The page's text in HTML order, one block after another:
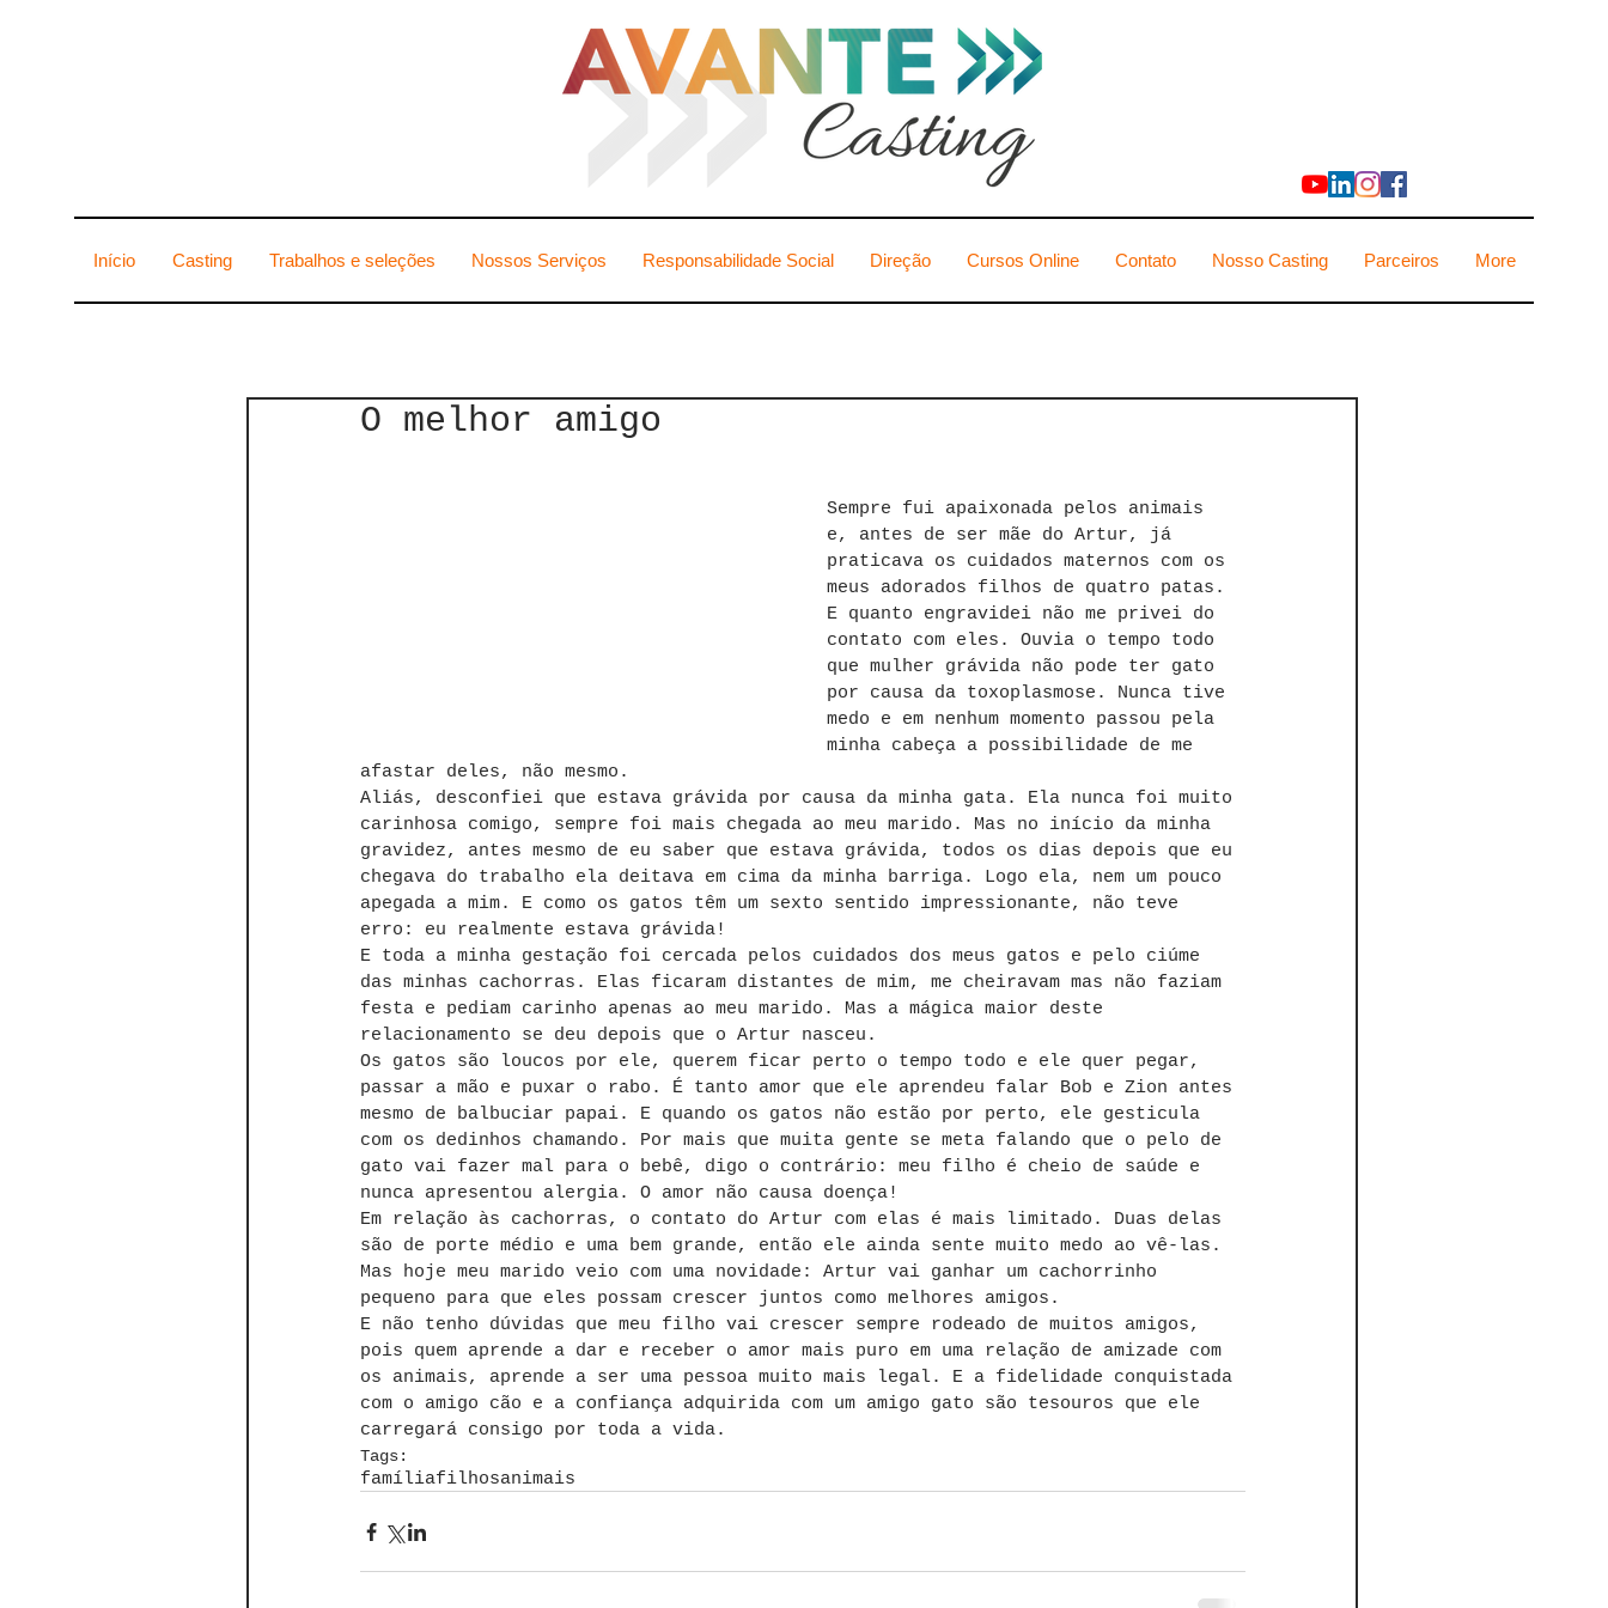
Início Casting Trabalhos e seleções Nossos Serviços Responsabilidade Social Direção Cursos Online Contato Nosso Casting Parceiros More
O melhor amigo
Sempre fui apaixonada pelos animais
e, antes de ser mãe do Artur, já
praticava os cuidados maternos com os
meus adorados filhos de quatro patas.
E quanto engravidei não me privei do
contato com eles. Ouvia o tempo todo
que mulher grávida não pode ter gato
por causa da toxoplasmose. Nunca tive
medo e em nenhum momento passou pela
minha cabeça a possibilidade de me
afastar deles, não mesmo.
Aliás, desconfiei que estava grávida por causa da minha gata. Ela nunca foi muito
carinhosa comigo, sempre foi mais chegada ao meu marido. Mas no início da minha
gravidez, antes mesmo de eu saber que estava grávida, todos os dias depois que eu
chegava do trabalho ela deitava em cima da minha barriga. Logo ela, nem um pouco
apegada a mim. E como os gatos têm um sexto sentido impressionante, não teve
erro: eu realmente estava grávida!
E toda a minha gestação foi cercada pelos cuidados dos meus gatos e pelo ciúme
das minhas cachorras. Elas ficaram distantes de mim, me cheiravam mas não faziam
festa e pediam carinho apenas ao meu marido. Mas a mágica maior deste
relacionamento se deu depois que o Artur nasceu.
Os gatos são loucos por ele, querem ficar perto o tempo todo e ele quer pegar,
passar a mão e puxar o rabo. É tanto amor que ele aprendeu falar Bob e Zion antes
mesmo de balbuciar papai. E quando os gatos não estão por perto, ele gesticula
com os dedinhos chamando. Por mais que muita gente se meta falando que o pelo de
gato vai fazer mal para o bebê, digo o contrário: meu filho é cheio de saúde e
nunca apresentou alergia. O amor não causa doença!
Em relação às cachorras, o contato do Artur com elas é mais limitado. Duas delas
são de porte médio e uma bem grande, então ele ainda sente muito medo ao vê-las.
Mas hoje meu marido veio com uma novidade: Artur vai ganhar um cachorrinho
pequeno para que eles possam crescer juntos como melhores amigos.
E não tenho dúvidas que meu filho vai crescer sempre rodeado de muitos amigos,
pois quem aprende a dar e receber o amor mais puro em uma relação de amizade com
os animais, aprende a ser uma pessoa muito mais legal. E a fidelidade conquistada
com o amigo cão e a confiança adquirida com um amigo gato são tesouros que ele
carregará consigo por toda a vida.
Tags:
famíliafilhosanimais